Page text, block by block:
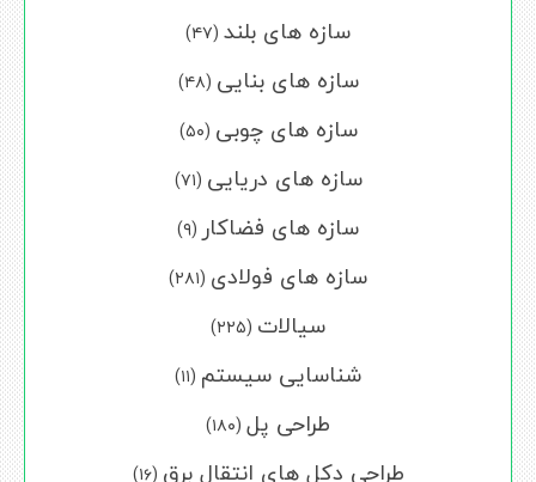
سازه های بلند (۴۷)
سازه های بنایی (۴۸)
سازه های چوبی (۵۰)
سازه های دریایی (۷۱)
سازه های فضاکار (۹)
سازه های فولادی (۲۸۱)
سیالات (۲۲۵)
شناسایی سیستم (۱۱)
طراحی پل (۱۸۰)
طراحی دکل های انتقال برق (۱۶)